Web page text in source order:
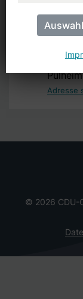
Rathaus
Alte
Pulheim
Adresse
© 2026 CDU-